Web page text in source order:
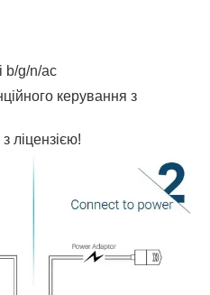
b/g/n/ac
керування з
ліцензією!